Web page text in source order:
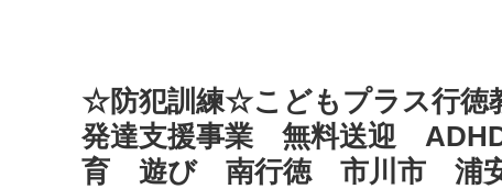
☆防犯訓練☆こどもプラス行
発達支援事業 無料送迎
育 遊び 南行徳 市川市 浦